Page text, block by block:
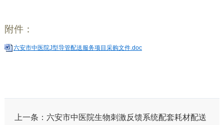
附件：
六安市中医院J型导管配送服务项目采购文件.doc
上一条： 六安市中医院生物刺激反馈系统配套耗材配送